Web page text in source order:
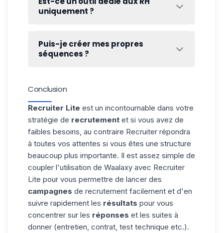
uniquement ?
uniquement aux personnes qui veulent
recruter, que vous soyez RH ou pas, mais il
Puis-je créer mes propres
séquences ?
En attendant, vous pouvez consulter nos
modèles, vous trouverez sûrement votre
bonheur parmi les 180 templates disponibles
aujourd'hui. Si vous avez un besoin
spécifique, n'hésitez pas à nous en faire
part au support client, on verra ce qu'on
peut faire !
Conclusion
Recruiter Lite est un incontournable dans votre
stratégie de recrutement et si vous avez de
faibles besoins, au contraire Recruiter répondra
à toutes vos attentes si vous êtes une structure
beaucoup plus importante. Il est assez simple de
coupler l'utilisation de Waalaxy avec Recruiter
Lite pour vous permettre de lancer des
campagnes de recrutement facilement et d'en
suivre rapidement les résultats pour vous
concentrer sur les réponses et les suites à
donner (entretien, contrat, test technique etc.).